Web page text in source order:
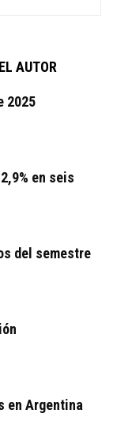
AUTOR
2025
en seis
del semestre
en Argentina